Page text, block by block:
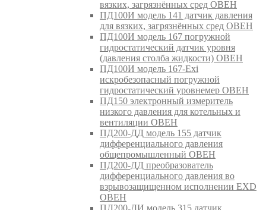
вязких, загрязнённых сред ОВЕН
ПД100И модель 141 датчик давления
для вязких, загрязнённых сред ОВЕН
ПД100И модель 167 погружной
гидростатический датчик уровня
(давления столба жидкости) ОВЕН
ПД100И модель 167-Exi
искробезопасный погружной
гидростатический уровнемер ОВЕН
ПД150 электронный измеритель
низкого давления для котельных и
вентиляции ОВЕН
ПД200-ДД модель 155 датчик
дифференциального давления
общепромышленный ОВЕН
ПД200-ДД преобразователь
дифференциального давления во
взрывозащищенном исполнении EXD
ОВЕН
ПД200-ДИ модель 315 датчик